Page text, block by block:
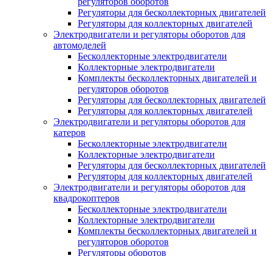
Регуляторы для бесколлекторных двигателей
Регуляторы для коллекторных двигателей
Электродвигатели и регуляторы оборотов для
автомоделей
Бесколлекторные электродвигатели
Коллекторные электродвигатели
Комплекты бесколлекторных двигателей и
регуляторов оборотов
Регуляторы для бесколлекторных двигателей
Регуляторы для коллекторных двигателей
Электродвигатели и регуляторы оборотов для
катеров
Бесколлекторные электродвигатели
Коллекторные электродвигатели
Регуляторы для бесколлекторных двигателей
Регуляторы для коллекторных двигателей
Электродвигатели и регуляторы оборотов для
квадрокоптеров
Бесколлекторные электродвигатели
Коллекторные электродвигатели
Комплекты бесколлекторных двигателей и
регуляторов оборотов
Регуляторы оборотов